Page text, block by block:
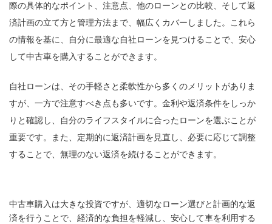
際の具体的なポイント、注意点、他のローンとの比較、そして返
済計画の立て方と管理方法まで、幅広くカバーしました。これら
の情報を基に、自分に最適な自社ローンを見つけることで、安心
して中古車を購入することができます。
自社ローンは、その手軽さと柔軟性から多くのメリットがありま
すが、一方で注意すべき点も多いです。金利や返済条件をしっか
りと確認し、自分のライフスタイルに合ったローンを選ぶことが
重要です。また、定期的に返済計画を見直し、必要に応じて調整
することで、無理のない返済を続けることができます。
中古車購入は大きな投資ですが、適切なローン選びと計画的な返
済を行うことで、経済的な負担を軽減し、安心して車を利用する